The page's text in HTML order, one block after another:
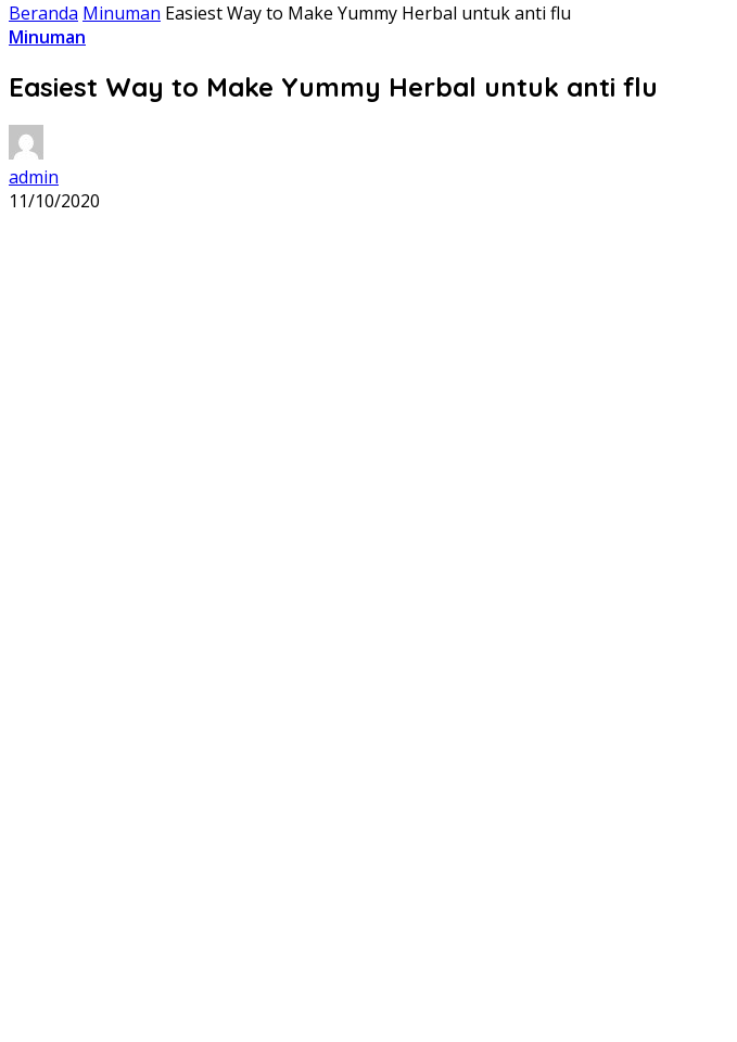
Beranda Minuman Easiest Way to Make Yummy Herbal untuk anti flu
Minuman
Easiest Way to Make Yummy Herbal untuk anti flu
admin
11/10/2020